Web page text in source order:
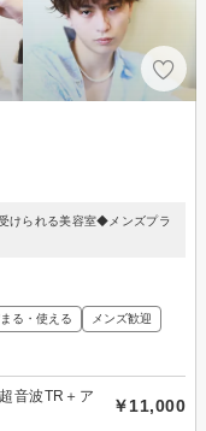
けられる美容室◆メンズプラ
る・使える メンズ歓迎
音波TR＋ア
￥11,000